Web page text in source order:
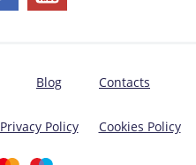
Blog Contacts
Privacy Policy Cookies Policy